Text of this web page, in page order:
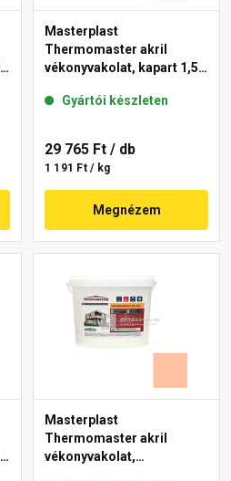
Masterplast
Thermomaster akril
vékonyvakolat, kapart 1,5
Gyártói készleten
29 765 Ft / db
1 191 Ft / kg
Megnézem
Masterplast
Thermomaster akril
vékonyvakolat,